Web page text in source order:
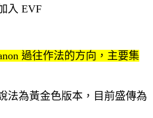
入 EVF
過往作法的方向，主要集
法為黃金色版本，目前盛傳為